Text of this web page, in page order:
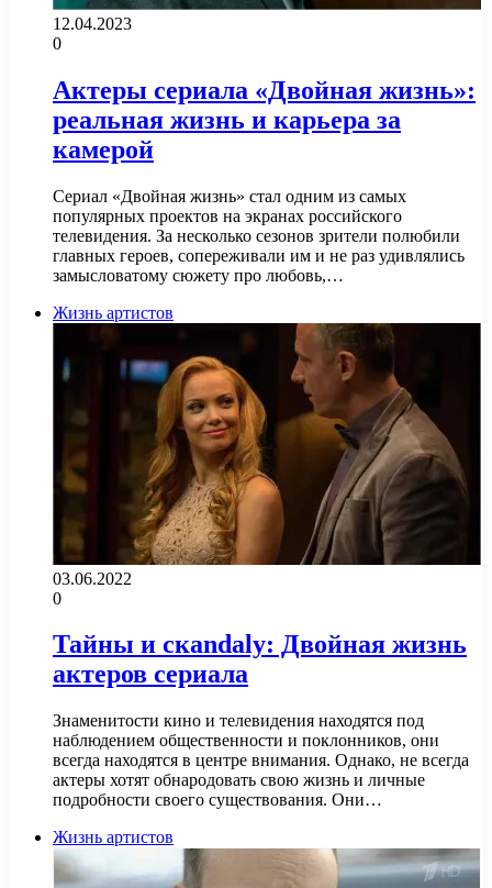
12.04.2023
0
Актеры сериала «Двойная жизнь»:
реальная жизнь и карьера за
камерой
Сериал «Двойная жизнь» стал одним из самых
популярных проектов на экранах российского
телевидения. За несколько сезонов зрители полюбили
главных героев, сопереживали им и не раз удивлялись
замысловатому сюжету про любовь,…
Жизнь артистов
03.06.2022
0
Тайны и скandaly: Двойная жизнь
актеров сериала
Знаменитости кино и телевидения находятся под
наблюдением общественности и поклонников, они
всегда находятся в центре внимания. Однако, не всегда
актеры хотят обнародовать свою жизнь и личные
подробности своего существования. Они…
Жизнь артистов